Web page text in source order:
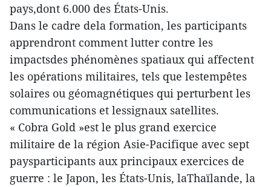
pays,dont 6.000 des États-Unis.
Dans le cadre dela formation, les participants
apprendront comment lutter contre les
impactsdes phénomènes spatiaux qui affectent
les opérations militaires, tels que lestempêtes
solaires ou géomagnétiques qui perturbent les
communications et lessignaux satellites.
« Cobra Gold »est le plus grand exercice
militaire de la région Asie-Pacifique avec sept
paysparticipants aux principaux exercices de
guerre : le Japon, les États-Unis, laThaïlande, la